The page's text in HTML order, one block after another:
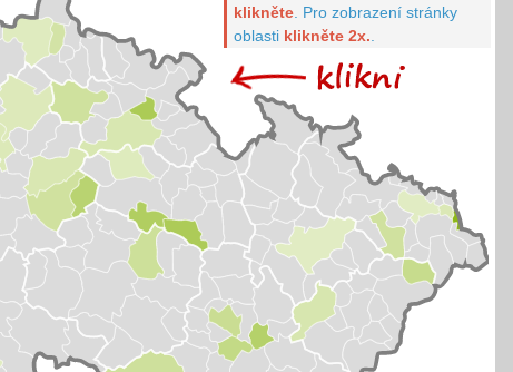
klikněte. Pro zobrazení stránky
oblasti klikněte 2x..